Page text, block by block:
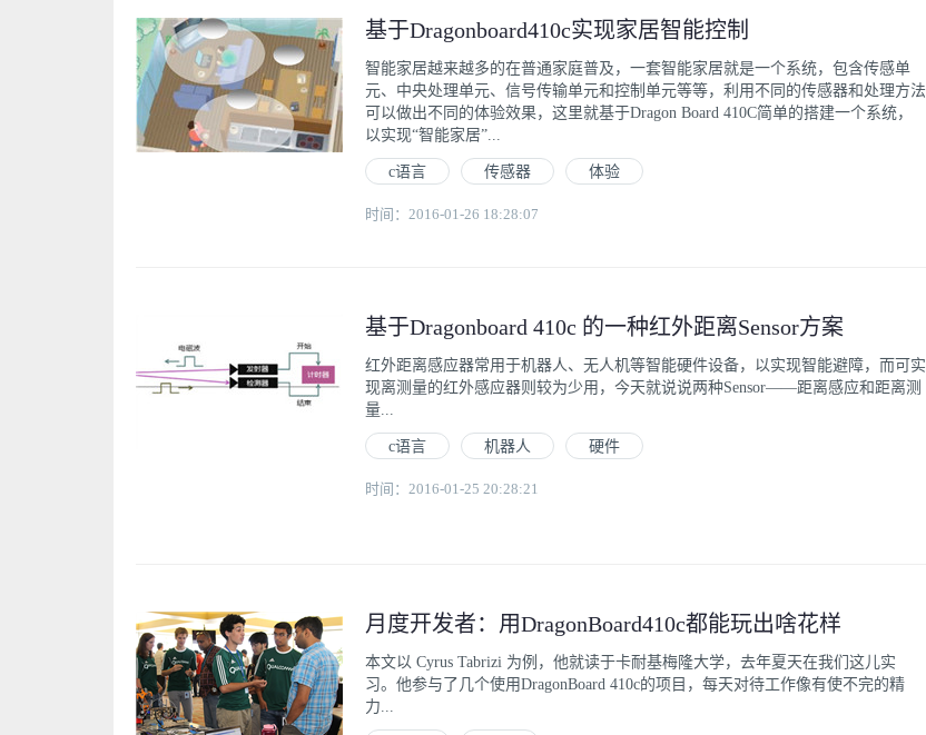
基于Dragonboard410c实现家居智能控制
智能家居越来越多的在普通家庭普及，一套智能家居就是一个系统，包含传感单
元、中央处理单元、信号传输单元和控制单元等等，利用不同的传感器和处理方法
可以做出不同的体验效果，这里就基于Dragon Board 410C简单的搭建一个系统，
以实现“智能家居”...
c语言 传感器 体验
时间：2016-01-26 18:28:07
基于Dragonboard 410c 的一种红外距离Sensor方案
红外距离感应器常用于机器人、无人机等智能硬件设备，以实现智能避障，而可实
现离测量的红外感应器则较为少用，今天就说说两种Sensor——距离感应和距离测
量...
c语言 机器人 硬件
时间：2016-01-25 20:28:21
月度开发者：用DragonBoard410c都能玩出啥花样
本文以 Cyrus Tabrizi 为例，他就读于卡耐基梅隆大学，去年夏天在我们这儿实
习。他参与了几个使用DragonBoard 410c的项目，每天对待工作像有使不完的精
力...